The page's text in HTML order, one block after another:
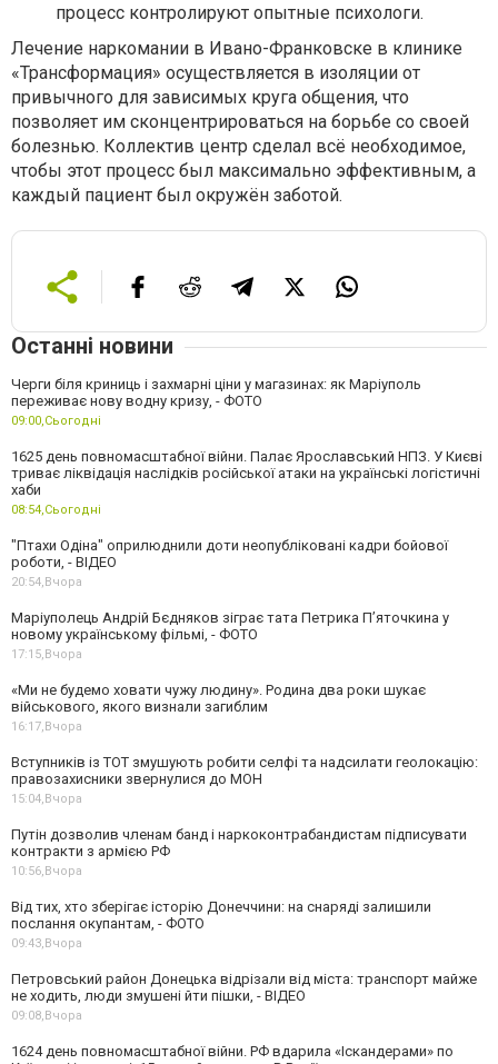
процесс контролируют опытные психологи.
Лечение наркомании в Ивано-Франковске в клинике
«Трансформация» осуществляется в изоляции от
привычного для зависимых круга общения, что
позволяет им сконцентрироваться на борьбе со своей
болезнью. Коллектив центр сделал всё необходимое,
чтобы этот процесс был максимально эффективным, а
каждый пациент был окружён заботой.
Останні новини
Черги біля криниць і захмарні ціни у магазинах: як Маріуполь
переживає нову водну кризу, - ФОТО
09:00,Сьогодні
1625 день повномасштабної війни. Палає Ярославський НПЗ. У Києві
триває ліквідація наслідків російської атаки на українські логістичні
хаби
08:54,Сьогодні
"Птахи Одіна" оприлюднили доти неопубліковані кадри бойової
роботи, - ВІДЕО
20:54,Вчора
Маріуполець Андрій Бєдняков зіграє тата Петрика П’яточкина у
новому українському фільмі, - ФОТО
17:15,Вчора
«Ми не будемо ховати чужу людину». Родина два роки шукає
військового, якого визнали загиблим
16:17,Вчора
Вступників із ТОТ змушують робити селфі та надсилати геолокацію:
правозахисники звернулися до МОН
15:04,Вчора
Путін дозволив членам банд і наркоконтрабандистам підписувати
контракти з армією РФ
10:56,Вчора
Від тих, хто зберігає історію Донеччини: на снаряді залишили
послання окупантам, - ФОТО
09:43,Вчора
Петровський район Донецька відрізали від міста: транспорт майже
не ходить, люди змушені йти пішки, - ВІДЕО
09:08,Вчора
1624 день повномасштабної війни. РФ вдарила «Іскандерами» по